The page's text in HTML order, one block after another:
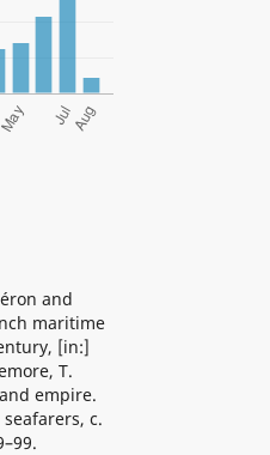
and
maritime
[in:]
T.
empire.
c.